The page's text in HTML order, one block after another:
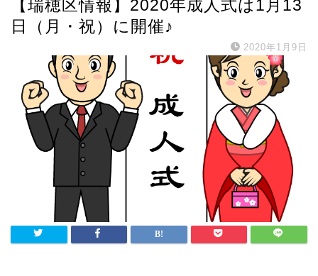
【瑞穂区情報】2020年成人式は1月13
日（月・祝）に開催♪
2020年1月9日